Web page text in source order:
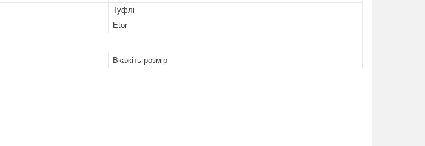
Туфлі
Etor
Вкажіть розмір